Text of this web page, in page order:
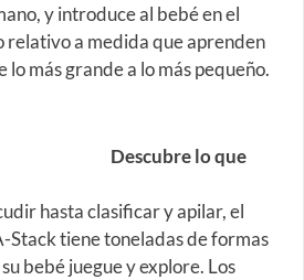
y introduce al bebé en el
relativo a medida que aprenden
más grande a lo más pequeño.
Descubre lo que
hasta clasificar y apilar, el
Stack tiene toneladas de formas
bebé juegue y explore. Los